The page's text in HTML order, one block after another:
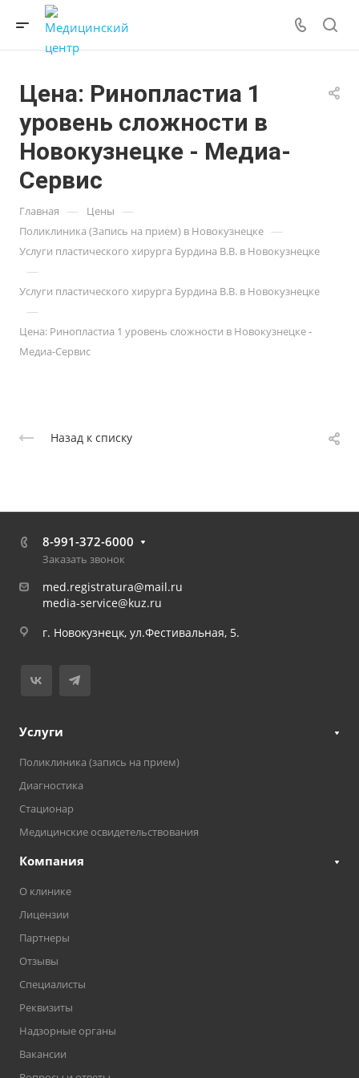
Цена: Ринопластиа 1
уровень сложности в
Новокузнецке - Медиа-
Сервис
Главная — Цены —
Поликлиника (Запись на прием) в Новокузнецке —
Услуги пластического хирурга Бурдина В.В. в Новокузнецке
—
Услуги пластического хирурга Бурдина В.В. в Новокузнецке
—
Цена: Ринопластиа 1 уровень сложности в Новокузнецке -
Медиа-Сервис
Назад к списку
8-991-372-6000
Заказать звонок
med.registratura@mail.ru
media-service@kuz.ru
г. Новокузнецк, ул.Фестивальная, 5.
Услуги
Поликлиника (запись на прием)
Диагностика
Стационар
Медицинские освидетельствования
Компания
О клинике
Лицензии
Партнеры
Отзывы
Специалисты
Реквизиты
Надзорные органы
Вакансии